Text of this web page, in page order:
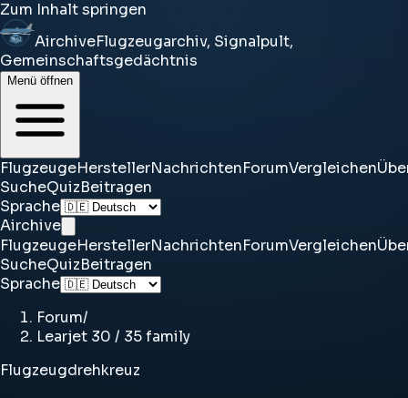
Zum Inhalt springen
AirchiveFlugzeugarchiv, Signalpult,
Gemeinschaftsgedächtnis
Menü öffnen
FlugzeugeHerstellerNachrichtenForumVergleichen
SucheQuizBeitragen
Sprache
Airchive
FlugzeugeHerstellerNachrichtenForumVergleichen
SucheQuizBeitragen
Sprache
Forum/
Learjet 30 / 35 family
Flugzeugdrehkreuz